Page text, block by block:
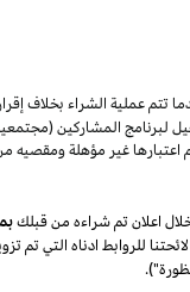
تتم عملية الشراء بخلاف
لبرنامج المشاركين
اعتبارها غير مؤهلة ومقصيه
اعلان تم شراءه من قبلك
للروابط ادناه التي